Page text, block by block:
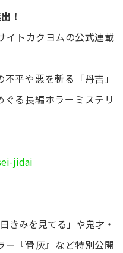
！
イトカクヨムの公式連載
平や悪を斬る「丹吉」
る長編ホラーミステリ
jidai
きみを見てる」や鬼才・
ー『骨灰』など特別公開